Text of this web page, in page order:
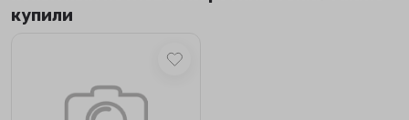
купили